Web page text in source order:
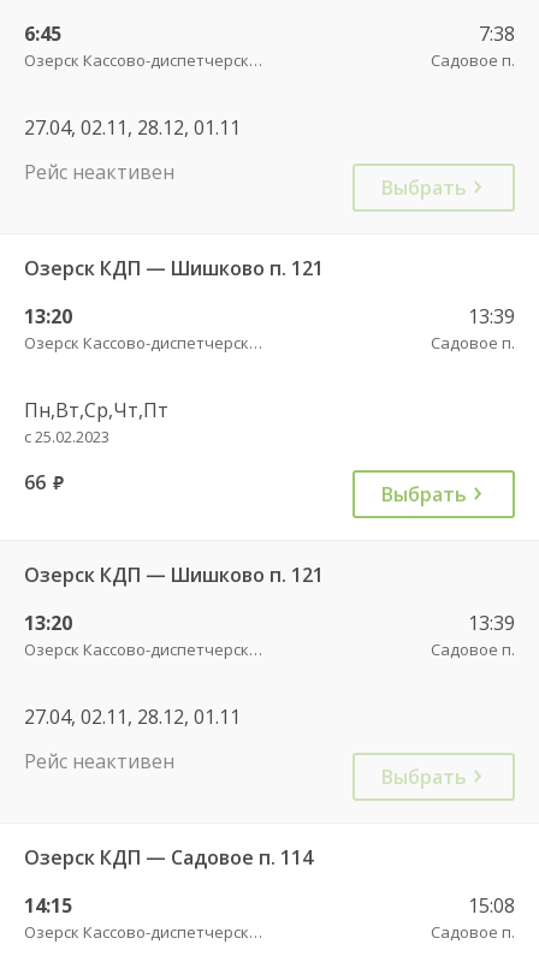
6:45
Озерск Кассово-диспетчерский пункт
7:38
Садовое п.
27.04, 02.11, 28.12, 01.11
Рейс неактивен
Выбрать
Озерск КДП — Шишково п. 121
13:20
Озерск Кассово-диспетчерский пункт
13:39
Садовое п.
Пн,Вт,Ср,Чт,Пт
с 25.02.2023
66 руб. Выбрать
Озерск КДП — Шишково п. 121
13:20
Озерск Кассово-диспетчерский пункт
13:39
Садовое п.
27.04, 02.11, 28.12, 01.11
Рейс неактивен
Выбрать
Озерск КДП — Садовое п. 114
14:15
Озерск Кассово-диспетчерский пункт
15:08
Садовое п.